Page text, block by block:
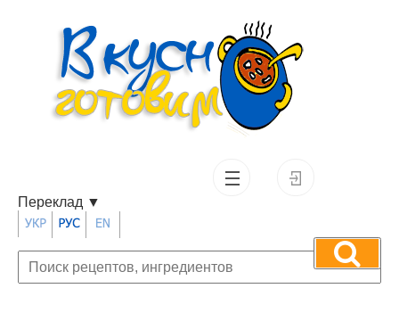
Переклад ▼